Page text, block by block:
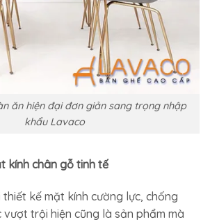
ăn hiện đại đơn giản sang trọng nhập
khẩu Lavaco
kính chân gỗ tinh tế
thiết kế mặt kính cường lực, chống
trội hiện cũng là sản phẩm mà